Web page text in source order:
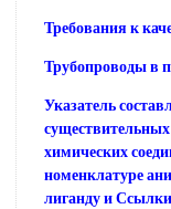
Требования к
Трубопроводы в
Указатель
химических
номенклатуре
лиганду и